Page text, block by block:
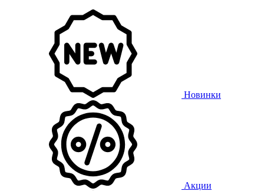
Новинки
Акции